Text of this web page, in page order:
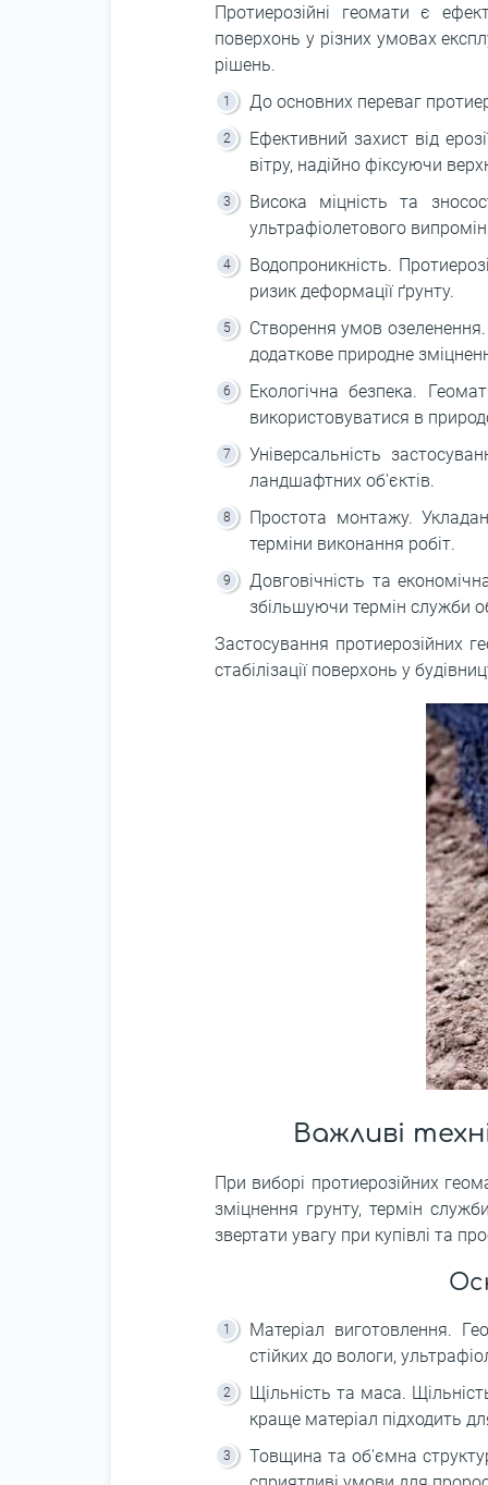
Протиерозійні геомати є
поверхонь у різних умовах
рішень.
До основних переваг
Ефективний захист від
вітру, надійно фіксуючи
Висока міцність та
ультрафіолетового
Водопроникність.
ризик деформації ґрунту.
Створення умов
додаткове природне
Екологічна безпека.
використовуватися в
Універсальність
ландшафтних об'єктів.
Простота монтажу.
терміни виконання робіт.
Довговічність та
збільшуючи термін служби
Застосування протиерозійних
стабілізації поверхонь у
Важливі
При виборі протиерозійних
зміцнення грунту, термін
звертати увагу при купівлі та
Матеріал виготовлення.
стійких до вологи,
Щільність та маса.
краще матеріал підходить
Товщина та об'ємна